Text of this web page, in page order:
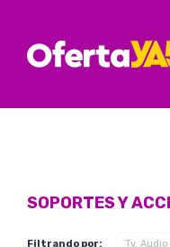
SOPORTES Y
Filtrando por: Tv,